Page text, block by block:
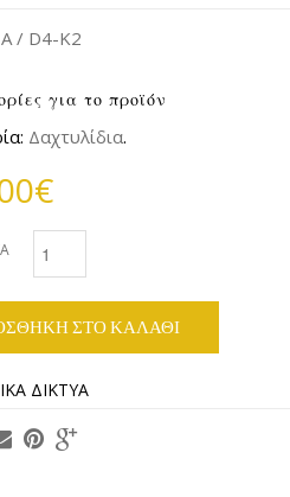
/ D4-K2
για το προϊόν
Δαχτυλίδια.
ΣΤΟ ΚΑΛΆΘΙ
ΔΊΚΤΥΑ